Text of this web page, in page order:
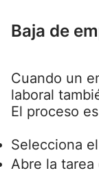
Baja de
Cuando un
laboral
El proceso
Selecciona
Abre la